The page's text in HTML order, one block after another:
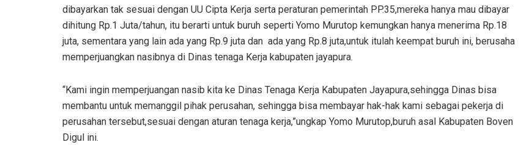
dibayarkan tak sesuai dengan UU Cipta Kerja serta peraturan pemerintah PP.35,mereka hanya mau dibayar
dihitung Rp.1 Juta/tahun, itu berarti untuk buruh seperti Yomo Murutop kemungkan hanya menerima Rp.18
juta, sementara yang lain ada yang Rp.9 juta dan ada yang Rp.8 juta,untuk itulah keempat buruh ini, berusaha
memperjuangkan nasibnya di Dinas tenaga Kerja kabupaten jayapura.
“Kami ingin memperjuangan nasib kita ke Dinas Tenaga Kerja Kabupaten Jayapura,sehingga Dinas bisa
membantu untuk memanggil pihak perusahan, sehingga bisa membayar hak-hak kami sebagai pekerja di
perusahan tersebut,sesuai dengan aturan tenaga kerja,”ungkap Yomo Murutop,buruh asal Kabupaten Boven
Digul ini.